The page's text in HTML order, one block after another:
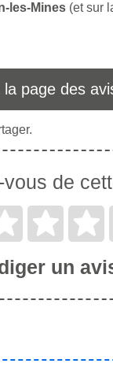
les-Mines (et sur
la page des
de
un